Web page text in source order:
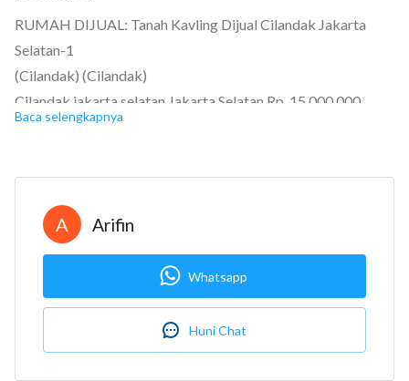
RUMAH DIJUAL: Tanah Kavling Dijual Cilandak Jakarta
Selatan-1
(Cilandak) (Cilandak)
Cilandak jakarta selatan Jakarta Selatan Rp. 15.000.000
Sertifikat Hak Milik
Tanah Kavling Dijual Cilandak Jakarta Selatan-1 MURAH
BAGUS SEKALI Dekat Ampera dan Kemang
LT total 4.200-an m2
Dapat dibeli seluruhnya atau sebagian
Sertifikat SHM
Posisi kavling memanjang ke belakang
Baca selengkapnya
A Arifin
Whatsapp
Huni Chat
15